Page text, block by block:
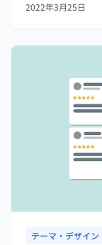
Google Fontsを
2022年3月25日
テーマ・デザイン